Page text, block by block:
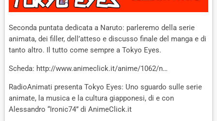
Seconda puntata dedicata a Naruto: parleremo della serie
animata, dei filler, dell’atteso e discusso finale del manga e di
tanto altro. Il tutto come sempre a Tokyo Eyes.
Scheda: http://www.animeclick.it/anime/1062/n…
RadioAnimati presenta Tokyo Eyes: Uno sguardo sulle serie
animate, la musica e la cultura giapponesi, di e con
Alessandro “Ironic74” di AnimeClick.it